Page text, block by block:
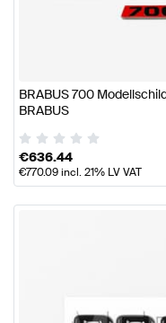
BRABUS 700
BRABUS
€636.44
€770.09incl. 21% LV VAT